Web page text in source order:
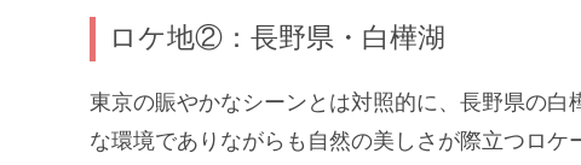
ロケ地②：長野県・白樺湖
東京の賑やかなシーンとは対照的に、長野県の
な環境でありながらも自然の美しさが際立つロ